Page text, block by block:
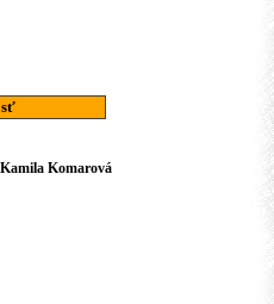
Komarová